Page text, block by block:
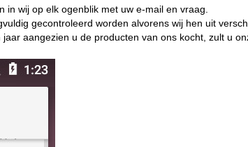
wij op elk ogenblik met uw e-mail en vraag.
gecontroleerd worden alvorens wij hen uit
aangezien u de producten van ons kocht, zult u